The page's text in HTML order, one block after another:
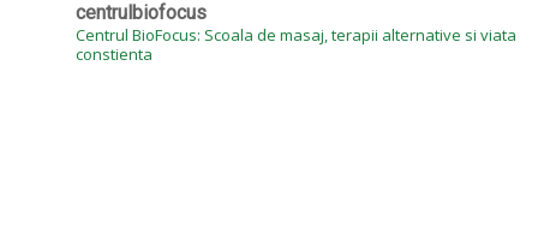
centrulbiofocus
Centrul BioFocus: Scoala de masaj, terapii alternative si viata
constienta